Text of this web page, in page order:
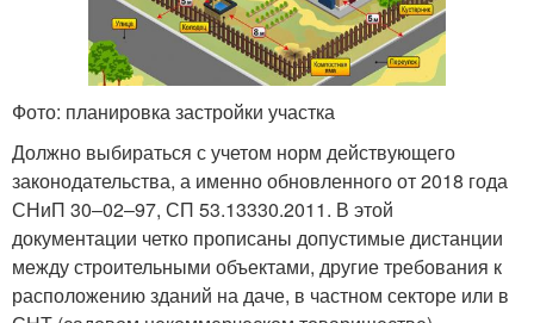
Фото: планировка застройки участка
Должно выбираться с учетом норм действующего
законодательства, а именно обновленного от 2018 года
СНиП 30‒02‒97, СП 53.13330.2011. В этой
документации четко прописаны допустимые дистанции
между строительными объектами, другие требования к
расположению зданий на даче, в частном секторе или в